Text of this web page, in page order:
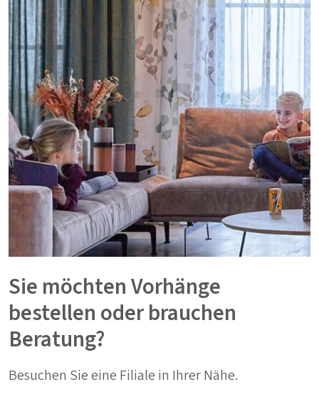
Sie möchten Vorhänge
bestellen oder brauchen
Beratung?
Besuchen Sie eine Filiale in Ihrer Nähe.